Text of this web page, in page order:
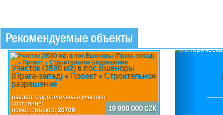
Рекомендуемые объекты
Участок (3580 м2) в пос.Вшеноры
(Прага-запад) + Проект + Строительное
разрешение
раздел:строительные участки
состояние:
номер объекта:20709 19 900 000 CZK